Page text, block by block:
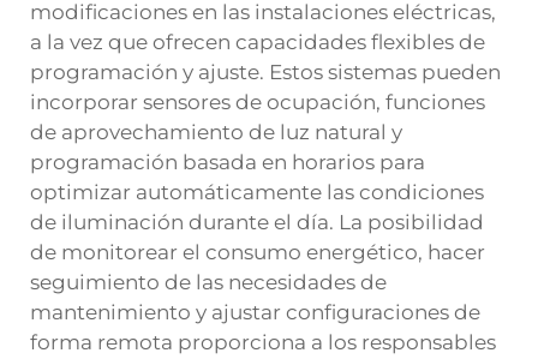
modificaciones en las instalaciones eléctricas,
a la vez que ofrecen capacidades flexibles de
programación y ajuste. Estos sistemas pueden
incorporar sensores de ocupación, funciones
de aprovechamiento de luz natural y
programación basada en horarios para
optimizar automáticamente las condiciones
de iluminación durante el día. La posibilidad
de monitorear el consumo energético, hacer
seguimiento de las necesidades de
mantenimiento y ajustar configuraciones de
forma remota proporciona a los responsables